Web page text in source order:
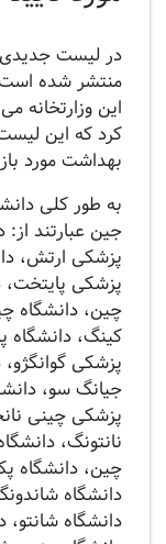
در لیست جدیدی
این وزارتخانه
کرد که این
بهداشت مورد
به طور کلی
جین عبارتند
پزشکی ارتش،
پزشکی
چین، دانشگاه
کینگ، دانشگاه
پزشکی
جیانگ سو،
پزشکی چینی
چین، دانشگاه
دانشگاه
دانشگاه